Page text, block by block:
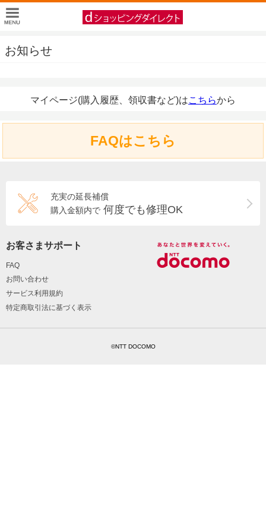
お知らせ
マイページ(購入履歴、領収書など)はこちらから
FAQはこちら
充実の延長補償
購入金額内で 何度でも修理OK
お客さまサポート
FAQ
お問い合わせ
サービス利用規約
特定商取引法に基づく表示
©NTT DOCOMO